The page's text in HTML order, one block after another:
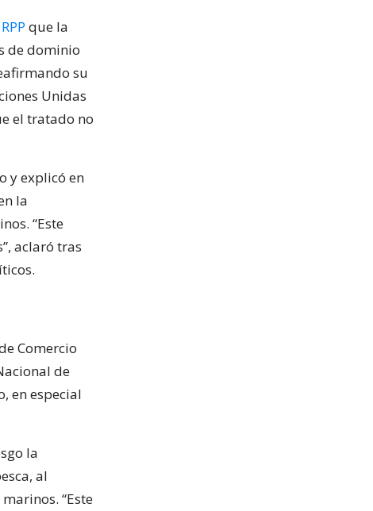
RPP que la
de dominio
su
Unidas
el tratado no
y explicó en
la
“Este
aclaró tras
Comercio
de
en especial
la
al
“Este